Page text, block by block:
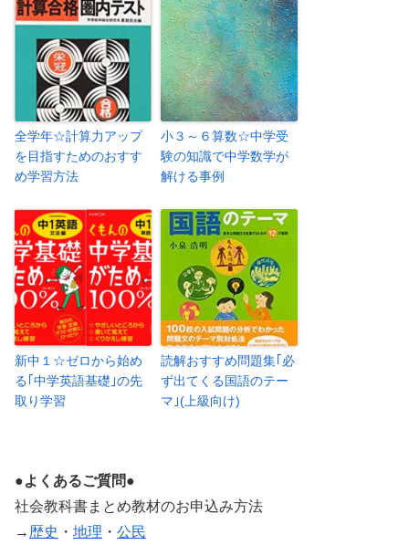
全学年☆計算力アップ
を目指すためのおすす
め学習方法
小３～６算数☆中学受
験の知識で中学数学が
解ける事例
新中１☆ゼロから始め
る｢中学英語基礎｣の先
取り学習
読解おすすめ問題集｢必
ず出てくる国語のテー
マ｣(上級向け)
●よくあるご質問●
社会教科書まとめ教材のお申込み方法
→ 歴史 ・ 地理 ・ 公民